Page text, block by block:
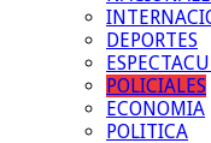
DEPORTES
POLICIALES
ECONOMIA
POLITICA